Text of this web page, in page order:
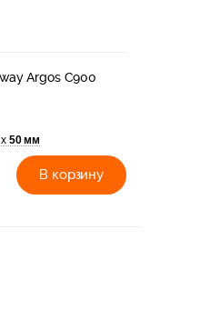
Argos C900
х 50 мм
В корзину